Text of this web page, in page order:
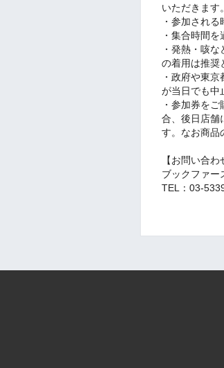
いただきます。
・参加され
・集合時間
・発熱・咳
の着用は推奨
・政府や東
が当日でも中
・参加券を
合、後日店舗
す。なお商品
【お問い合わ
ブックファー
TEL：03-